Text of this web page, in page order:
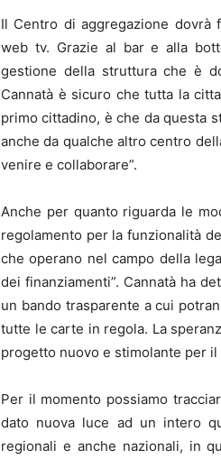
Il Centro di aggregazione dovrà
web tv. Grazie al bar e alla
gestione della struttura che è
Cannatà è sicuro che tutta la
primo cittadino, è che da questa
anche da qualche altro centro
venire e collaborare”.
Anche per quanto riguarda le
regolamento per la funzionalità
che operano nel campo della
dei finanziamenti”. Cannatà ha
un bando trasparente a cui
tutte le carte in regola. La
progetto nuovo e stimolante per
Per il momento possiamo
dato nuova luce ad un intero
regionali e anche nazionali, in